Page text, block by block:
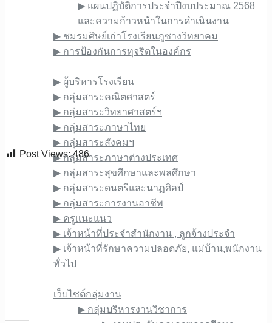
▶︎ แผนปฏิบัติการประจำปีงบประมาณ 2568
และความก้าวหน้าในการดำเนินงาน
▶︎ ชมรมศิษย์เก่าโรงเรียนภูซางวิทยาคม
▶︎ การป้องกันการทุจริตในองค์กร
▶︎ ผู้บริหารโรงเรียน
▶︎ กลุ่มสาระคณิตศาสตร์
▶︎ กลุ่มสาระวิทยาศาสตร์ฯ
▶︎ กลุ่มสาระภาษาไทย
▶︎ กลุ่มสาระสังคมฯ
▶︎ กลุ่มสาระภาษาต่างประเทศ
▶︎ กลุ่มสาระสุขศึกษาและพลศึกษา
▶︎ กลุ่มสาระดนตรีและนาฏศิลป์
▶︎ กลุ่มสาระการงานอาชีพ
▶︎ ครูแนะแนว
▶︎ เจ้าหน้าที่ประจำสำนักงาน , ลูกจ้างประจำ
▶︎ เจ้าหน้าที่รักษาความปลอดภัย, แม่บ้าน,พนักงาน
ทั่วไป
เว็บไซต์กลุ่มงาน
▶︎ กลุ่มบริหารงานวิชาการ
Post Views: 486